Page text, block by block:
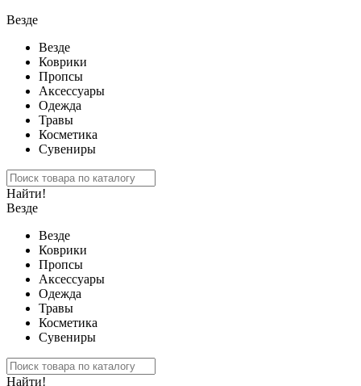
Везде
Везде
Коврики
Пропсы
Аксессуары
Одежда
Травы
Косметика
Сувениры
Найти!
Везде
Везде
Коврики
Пропсы
Аксессуары
Одежда
Травы
Косметика
Сувениры
Найти!